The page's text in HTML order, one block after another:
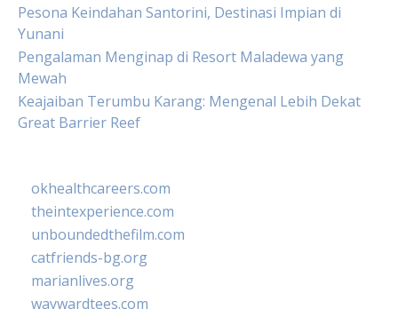
Pesona Keindahan Santorini, Destinasi Impian di
Yunani
Pengalaman Menginap di Resort Maladewa yang
Mewah
Keajaiban Terumbu Karang: Mengenal Lebih Dekat
Great Barrier Reef
okhealthcareers.com
theintexperience.com
unboundedthefilm.com
catfriends-bg.org
marianlives.org
waywardtees.com